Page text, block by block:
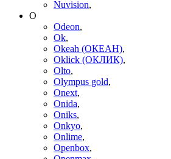
Nuvision,
O
Odeon,
Ok,
Okeah (ОКЕАН),
Oklick (ОКЛИК),
Olto,
Olympus gold,
Onext,
Onida,
Oniks,
Onkyo,
Onlime,
Openbox,